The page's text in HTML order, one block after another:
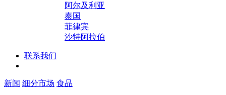
阿尔及利亚
泰国
菲律宾
沙特阿拉伯
联系我们
新闻 细分市场 食品